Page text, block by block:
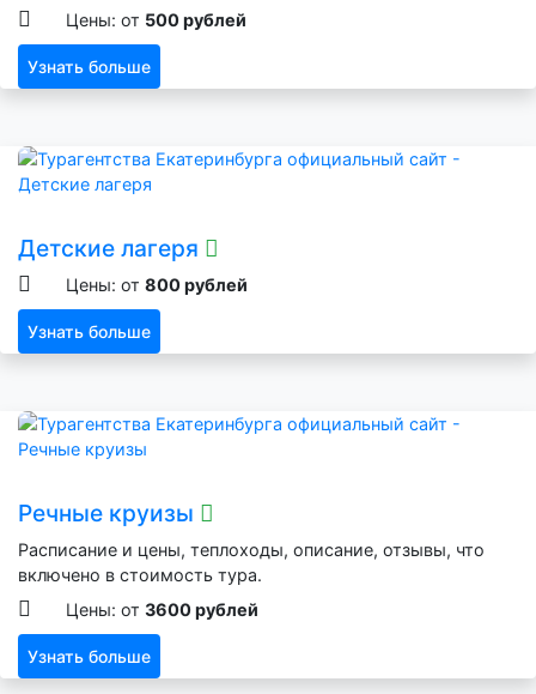
Цены: от 500 рублей
Узнать больше
Детские лагеря
Цены: от 800 рублей
Узнать больше
Речные круизы
Расписание и цены, теплоходы, описание, отзывы, что
включено в стоимость тура.
Цены: от 3600 рублей
Узнать больше